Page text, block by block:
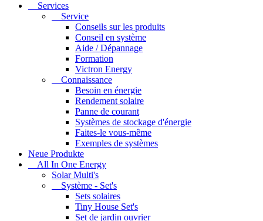
Services
Service
Conseils sur les produits
Conseil en système
Aide / Dépannage
Formation
Victron Energy
Connaissance
Besoin en énergie
Rendement solaire
Panne de courant
Systèmes de stockage d'énergie
Faites-le vous-même
Exemples de systèmes
Neue Produkte
All In One Energy
Solar Multi's
Système - Set's
Sets solaires
Tiny House Set's
Set de jardin ouvrier